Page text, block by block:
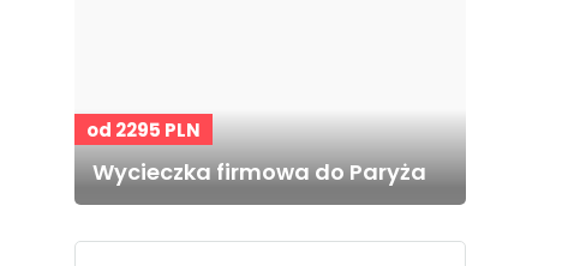
od 2295 PLN
Wycieczka firmowa do Paryża